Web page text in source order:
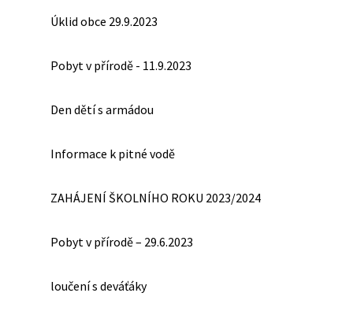
Úklid obce 29.9.2023
Pobyt v přírodě - 11.9.2023
Den dětí s armádou
Informace k pitné vodě
ZAHÁJENÍ ŠKOLNÍHO ROKU 2023/2024
Pobyt v přírodě – 29.6.2023
loučení s deváťáky